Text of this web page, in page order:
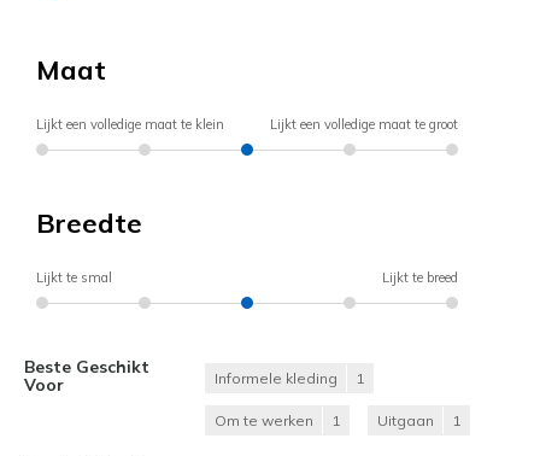
Maat
Lijkt een volledige maat te klein Lijkt een volledige maat te groot
Breedte
Lijkt te smal Lijkt te breed
Beste Geschikt
Voor
Informele kleding 1
Om te werken 1 Uitgaan 1